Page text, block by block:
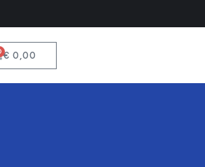
€ 0,00